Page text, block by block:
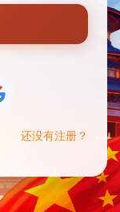
还没有注册？